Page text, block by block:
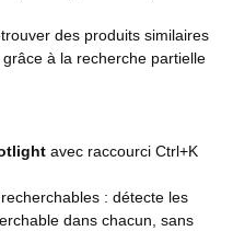
des produits similaires
à la recherche partielle
avec raccourci Ctrl+K
: détecte les
dans chacun, sans